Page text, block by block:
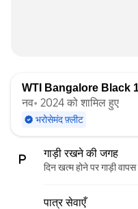
WTI Bangalore Black
नव॰ 2024 को शामिल हुए
भरोसेमंद फ़्लीट
गाड़ी रखने की जगह
दिन खत्म होने पर गाड़ी
पात्र सेवाएँ